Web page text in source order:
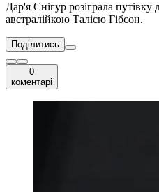
Дар'я Снігур розіграла путівку
австралійкою Талією Гібсон.
Поділитись
0
коментарі